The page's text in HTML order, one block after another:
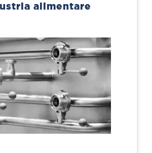
alimentare